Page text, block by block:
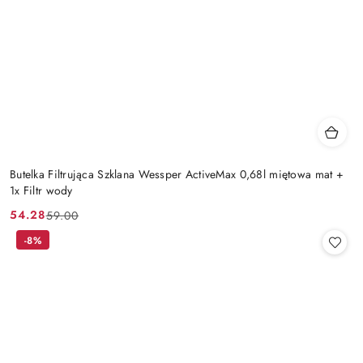
Butelka Filtrująca Szklana Wessper ActiveMax 0,68l miętowa mat +
1x Filtr wody
Cena
promocyjna:
54.28
Cena
przed
59.00
-8%